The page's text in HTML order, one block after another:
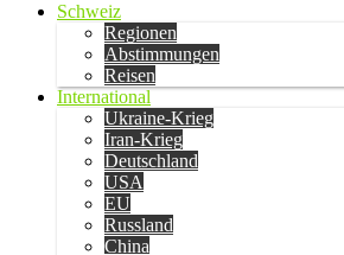
Schweiz
Regionen
Abstimmungen
Reisen
International
Ukraine-Krieg
Iran-Krieg
Deutschland
USA
EU
Russland
China